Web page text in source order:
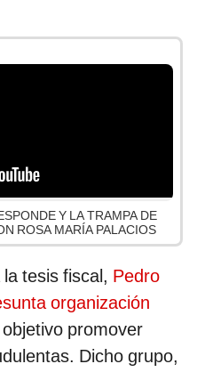
Y LA TRAMPA DE
ROSA MARÍA PALACIOS
tesis fiscal, Pedro
organización
promover
Dicho grupo,